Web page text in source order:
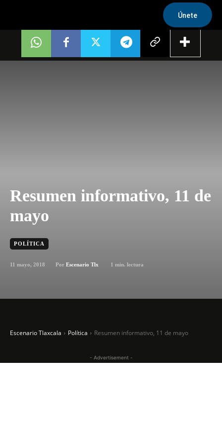
Únete
Resumen informativo, 11 de
mayo
POLÍTICA
11 mayo, 2018 Por Escenario Tlx 1 min. lectura
Escenario Tlaxcala Política Resumen informativo, 11 de mayo
- Advertisement -